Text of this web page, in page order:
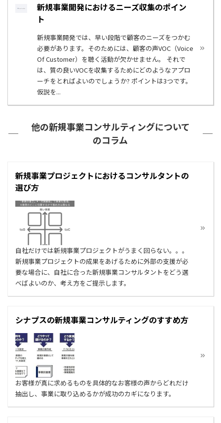
新規事業開発におけるニーズ収集のポイン
ト
新規事業開発では、早い段階で顧客のニーズをつかむ
必要があります。そのためには、顧客の声VOC（Voice
Of Customer）を聴く活動が欠かせません。 それで
は、質の良いVOCを収集するためにどのようなアプロ
ーチをとればよいのでしょうか? ポイントは3つです。
仮説を...
他の新規事業コンサルティングについて
のコラム
新規事業プロジェクトにおけるコンサルタントの
選び方
自社だけでは新規事業プロジェクトがうまく回らない。。。
新規事業プロジェクトの成果をあげるために外部の支援が必
要な場合に、自社に合った新規事業コンサルタントをどう選
べばよいのか、考え方をご提示します。
シナプスの新規事業コンサルティングのすすめ方
お客様が真に求めるものを具体的なお客様の声からどれだけ
抽出し、事業に取り込めるかが成功のカギになります。